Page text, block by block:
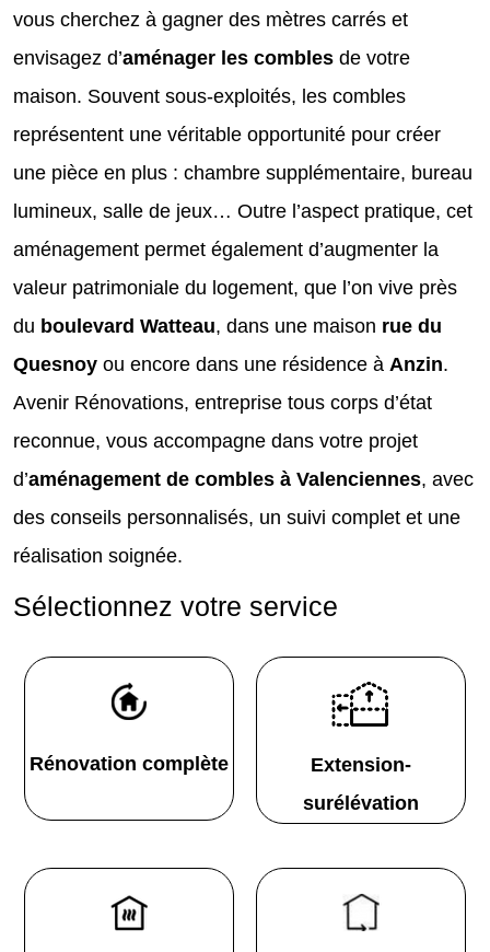
vous cherchez à gagner des mètres carrés et
envisagez d’aménager les combles de votre
maison. Souvent sous-exploités, les combles
représentent une véritable opportunité pour créer
une pièce en plus : chambre supplémentaire, bureau
lumineux, salle de jeux… Outre l’aspect pratique, cet
aménagement permet également d’augmenter la
valeur patrimoniale du logement, que l’on vive près
du boulevard Watteau, dans une maison rue du
Quesnoy ou encore dans une résidence à Anzin.
Avenir Rénovations, entreprise tous corps d’état
reconnue, vous accompagne dans votre projet
d’aménagement de combles à Valenciennes, avec
des conseils personnalisés, un suivi complet et une
réalisation soignée.
Sélectionnez votre service
Rénovation complète
Extension-
surélévation